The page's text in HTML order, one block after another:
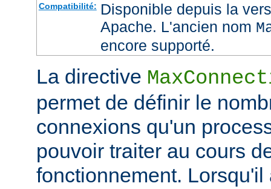
Compatibilité: Disponible depuis la
Apache. L'ancien nom
encore supporté.
La directive
permet de définir le
connexions qu'un
pouvoir traiter au cours
fonctionnement. Lorsqu'il